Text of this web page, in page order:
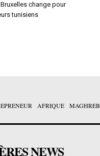
Bruxelles change pour
tunisiens
AFRIQUE MAGHREB
NEWS